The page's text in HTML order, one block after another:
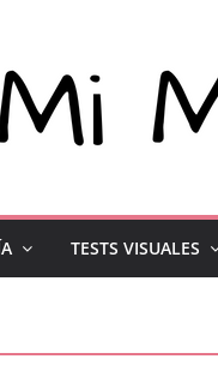
TESTS VISUALES